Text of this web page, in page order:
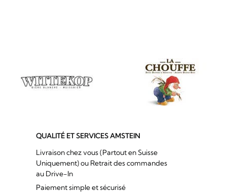
QUALITÉ ET SERVICES AMSTEIN
Livraison chez vous (Partout en Suisse
Uniquement) ou Retrait des commandes
au Drive-In
Paiement simple et sécurisé